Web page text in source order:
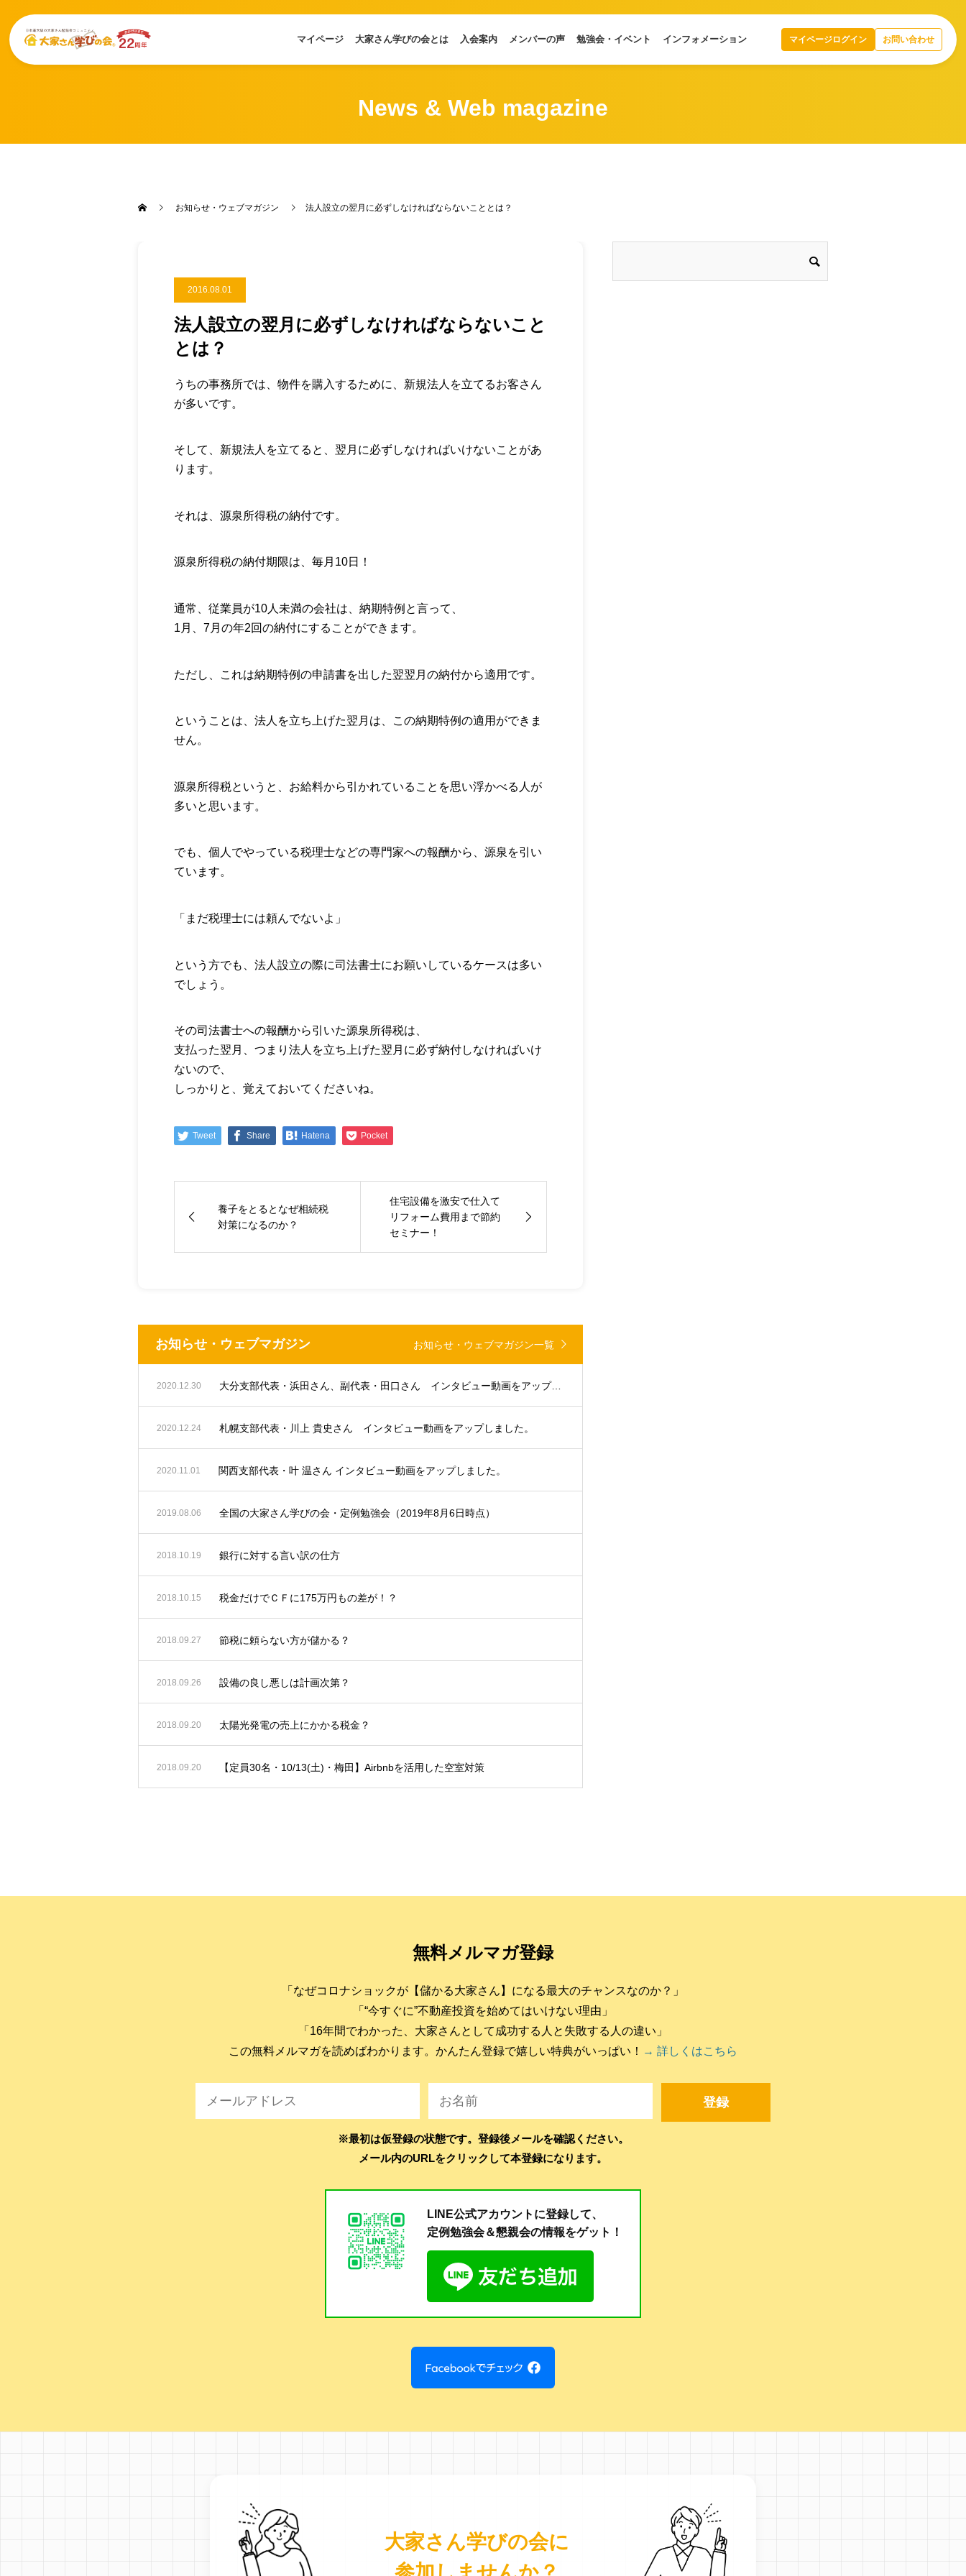
マイページ 大家さん学びの会とは 入会案内 メンバーの声 勉強会・イベント インフォメーション マイページログイン お問い合わせ
News & Web magazine
お知らせ・ウェブマガジン 法人設立の翌月に必ずしなければならないこととは？
2016.08.01
法人設立の翌月に必ずしなければならないこと
とは？
うちの事務所では、物件を購入するために、新規法人を立てるお客さん
が多いです。
そして、新規法人を立てると、翌月に必ずしなければいけないことがあ
ります。
それは、源泉所得税の納付です。
源泉所得税の納付期限は、毎月10日！
通常、従業員が10人未満の会社は、納期特例と言って、
1月、7月の年2回の納付にすることができます。
ただし、これは納期特例の申請書を出した翌翌月の納付から適用です。
ということは、法人を立ち上げた翌月は、この納期特例の適用ができま
せん。
源泉所得税というと、お給料から引かれていることを思い浮かべる人が
多いと思います。
でも、個人でやっている税理士などの専門家への報酬から、源泉を引い
ています。
「まだ税理士には頼んでないよ」
という方でも、法人設立の際に司法書士にお願いしているケースは多い
でしょう。
その司法書士への報酬から引いた源泉所得税は、
支払った翌月、つまり法人を立ち上げた翌月に必ず納付しなければいけ
ないので、
しっかりと、覚えておいてくださいね。
Tweet Share Hatena Pocket
養子をとるとなぜ相続税
対策になるのか？
住宅設備を激安で仕入て
リフォーム費用まで節約
セミナー！
お知らせ・ウェブマガジン お知らせ・ウェブマガジン一覧
2020.12.30 大分支部代表・浜田さん、副代表・田口さん インタビュー動画をアップしました。
2020.12.24 札幌支部代表・川上 貴史さん インタビュー動画をアップしました。
2020.11.01 関西支部代表・叶 温さん インタビュー動画をアップしました。
2019.08.06 全国の大家さん学びの会・定例勉強会（2019年8月6日時点）
2018.10.19 銀行に対する言い訳の仕方
2018.10.15 税金だけでＣＦに175万円もの差が！？
2018.09.27 節税に頼らない方が儲かる？
2018.09.26 設備の良し悪しは計画次第？
2018.09.20 太陽光発電の売上にかかる税金？
2018.09.20 【定員30名・10/13(土)・梅田】Airbnbを活用した空室対策
無料メルマガ登録
「なぜコロナショックが【儲かる大家さん】になる最大のチャンスなのか？」
「“今すぐに”不動産投資を始めてはいけない理由」
「16年間でわかった、大家さんとして成功する人と失敗する人の違い」
この無料メルマガを読めばわかります。かんたん登録で嬉しい特典がいっぱい！ → 詳しくはこちら
※最初は仮登録の状態です。登録後メールを確認ください。
メール内のURLをクリックして本登録になります。
LINE公式アカウントに登録して、
定例勉強会＆懇親会の情報をゲット！
大家さん学びの会に